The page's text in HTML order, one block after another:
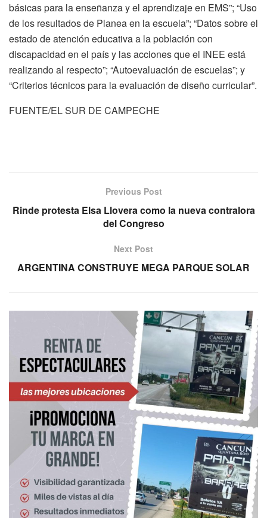
básicas para la enseñanza y el aprendizaje en EMS”; “Uso
de los resultados de Planea en la escuela”; “Datos sobre el
estado de atención educativa a la población con
discapacidad en el país y las acciones que el INEE está
realizando al respecto”; “Autoevaluación de escuelas”; y
“Criterios técnicos para la evaluación de diseño curricular”.
FUENTE/EL SUR DE CAMPECHE
Previous Post
Rinde protesta Elsa Llovera como la nueva contralora
del Congreso
Next Post
ARGENTINA CONSTRUYE MEGA PARQUE SOLAR